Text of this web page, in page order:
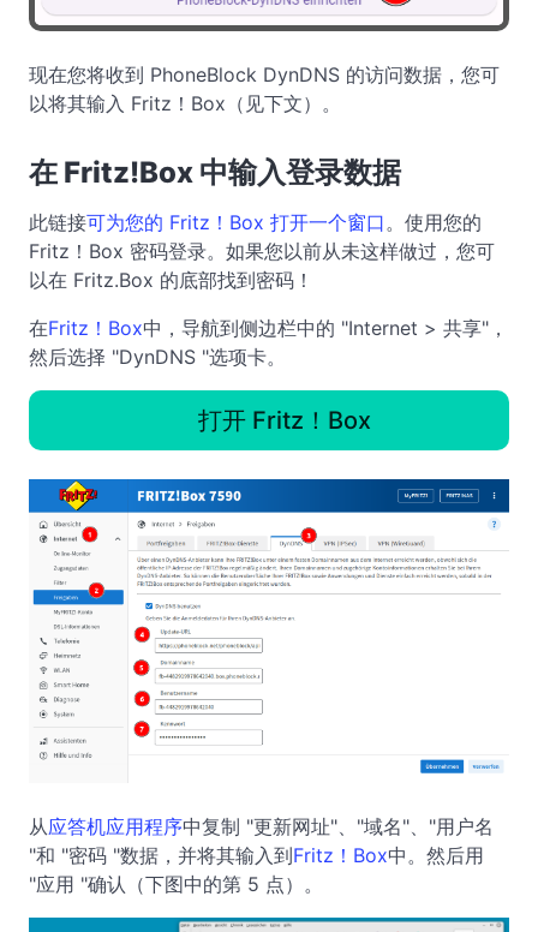
现在您将收到 PhoneBlock DynDNS 的访问数据，您可
以将其输入 Fritz！Box（见下文）。
在 Fritz!Box 中输入登录数据
此链接可为您的 Fritz！Box 打开一个窗口。使用您的
Fritz！Box 密码登录。如果您以前从未这样做过，您可
以在 Fritz.Box 的底部找到密码！
在Fritz！Box中，导航到侧边栏中的 "Internet > 共享"，
然后选择 "DynDNS "选项卡。
打开 Fritz！Box
从应答机应用程序中复制 "更新网址"、"域名"、"用户名
"和 "密码 "数据，并将其输入到Fritz！Box中。然后用
"应用 "确认（下图中的第 5 点）。